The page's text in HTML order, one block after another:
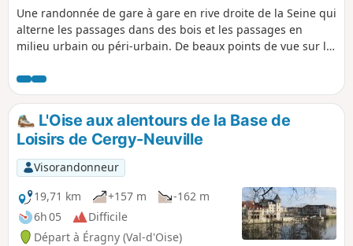
Une randonnée de gare à gare en rive droite de la Seine qui
alterne les passages dans des bois et les passages en
milieu urbain ou péri-urbain. De beaux points de vue sur la
rendez-vous.
L'Oise aux alentours de la Base de
Loisirs de Cergy-Neuville
Visorandonneur
19,71 km
+157 m
-162 m
6h 05
Difficile
Départ à Éragny (Val-d'Oise)